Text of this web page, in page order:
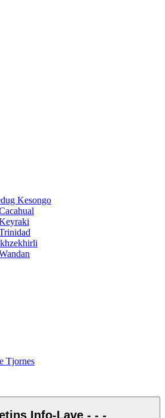
Kesongo
Tjornes
Info-Lave - - -